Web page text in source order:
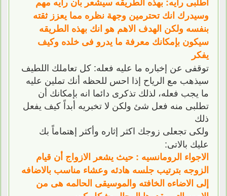
وسيدرك انك تحترمين وجهة نظره مما يعزز ثقته
بنفسه ولكن الهدف الاهم هو انك بهذه الطريقه
سيكون بإمكانك معرفة ما يدرو فى خلده وكيف
يفكر
توقفى عن إخباره ما عليه فعله: كل تعاملك اللطيف
سيذهب مع الرياح إذا احس للحظه أنك تملين عليه
ما يجب فعله، لذلك تذكرى دائما انه بإمكانك أن
تطلبى منه فعل شئ ولكن لا تخبريه أبداً كيف يفعل
ذلك
ولكى تجعلى زوجك اكثر إثاره وأكثر إهتماماً بك
عليك بالاتى:
الاجواء الرومانسيه : حيث يشعر الازواج أن قيام
الزوجه بترتيب جلسه هادئه وعشاء مناسب بالاضافه
إلى الاضاءه الخافته والموسيقى الحالمه هى من